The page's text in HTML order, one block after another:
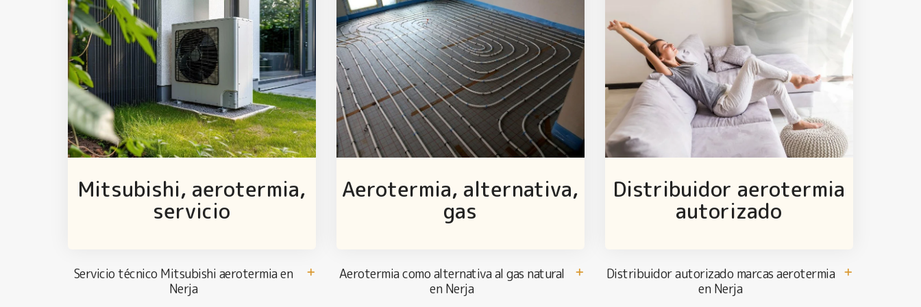
Mitsubishi, aerotermia,
servicio
Servicio técnico Mitsubishi aerotermia en
Nerja
Aerotermia, alternativa,
gas
Aerotermia como alternativa al gas natural
en Nerja
Distribuidor aerotermia
autorizado
Distribuidor autorizado marcas aerotermia
en Nerja